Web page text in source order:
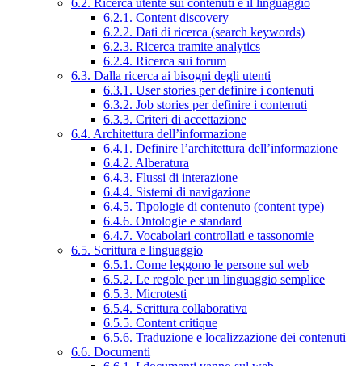
6.2. Ricerca utente sui contenuti e il linguaggio
6.2.1. Content discovery
6.2.2. Dati di ricerca (search keywords)
6.2.3. Ricerca tramite analytics
6.2.4. Ricerca sui forum
6.3. Dalla ricerca ai bisogni degli utenti
6.3.1. User stories per definire i contenuti
6.3.2. Job stories per definire i contenuti
6.3.3. Criteri di accettazione
6.4. Architettura dell’informazione
6.4.1. Definire l’architettura dell’informazione
6.4.2. Alberatura
6.4.3. Flussi di interazione
6.4.4. Sistemi di navigazione
6.4.5. Tipologie di contenuto (content type)
6.4.6. Ontologie e standard
6.4.7. Vocabolari controllati e tassonomie
6.5. Scrittura e linguaggio
6.5.1. Come leggono le persone sul web
6.5.2. Le regole per un linguaggio semplice
6.5.3. Microtesti
6.5.4. Scrittura collaborativa
6.5.5. Content critique
6.5.6. Traduzione e localizzazione dei contenuti
6.6. Documenti